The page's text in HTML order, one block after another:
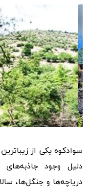
سوادکوه یکی از
دلیل وجود جاذبههای
دریاچهها و جنگلها،